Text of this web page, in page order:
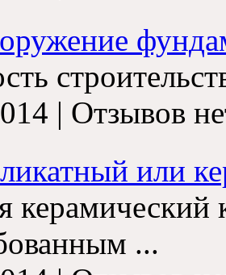
| Отзывов
или
керамический
...